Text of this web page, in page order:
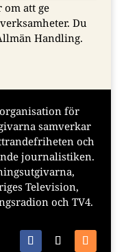
att ge
Du
Handling.
för
samverkar
och
journalistiken.
Television,
och TV4.